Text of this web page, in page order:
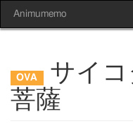
Animumemo
サイコ
菩薩